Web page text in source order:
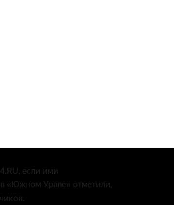
если ими
в «Южном Урале» отметили,